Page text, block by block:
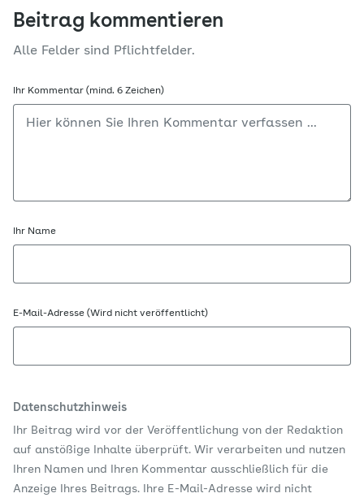
Beitrag kommentieren
Alle Felder sind Pflichtfelder.
Ihr Kommentar (mind. 6 Zeichen)
Ihr Name
E-Mail-Adresse (Wird nicht veröffentlicht)
Datenschutzhinweis
Ihr Beitrag wird vor der Veröffentlichung von der Redaktion
auf anstößige Inhalte überprüft. Wir verarbeiten und nutzen
Ihren Namen und Ihren Kommentar ausschließlich für die
Anzeige Ihres Beitrags. Ihre E-Mail-Adresse wird nicht